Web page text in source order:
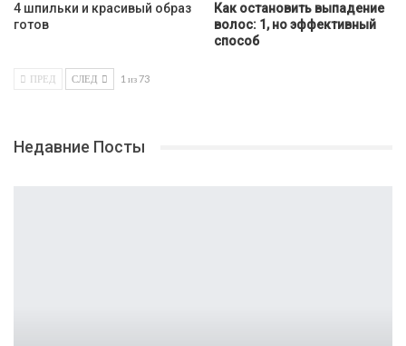
4 шпильки и красивый образ
готов
Как остановить выпадение
волос: 1, но эффективный
способ
ПРЕД СЛЕД 1 из 73
Недавние Посты